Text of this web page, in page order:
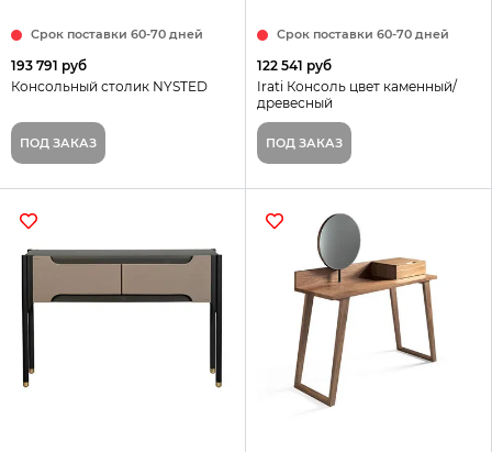
Срок поставки 60-70 дней
193 791 руб
Консольный столик NYSTED
ПОД ЗАКАЗ
Срок поставки 60-70 дней
122 541 руб
Irati Консоль цвет каменный/
древесный
ПОД ЗАКАЗ